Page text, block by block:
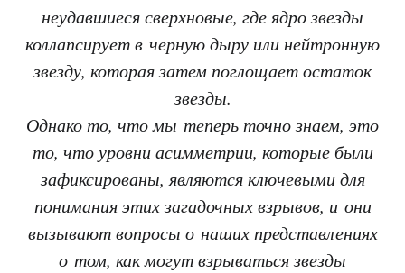
неудавшиеся сверхновые, где ядро звезды
коллапсирует в черную дыру или нейтронную
звезду, которая затем поглощает остаток
звезды.
Однако то, что мы теперь точно знаем, это
то, что уровни асимметрии, которые были
зафиксированы, являются ключевыми для
понимания этих загадочных взрывов, и они
вызывают вопросы о наших представлениях
о том, как могут взрываться звезды